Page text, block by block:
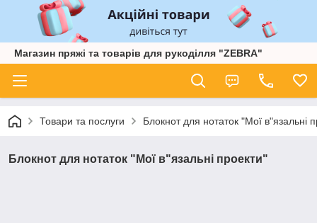
Магазин пряжі та товарів для рукоділля "ZEBRA"
Товари та послуги Блокнот для нотаток "Мої в"язальні
Блокнот для нотаток "Мої в"язальні проекти"